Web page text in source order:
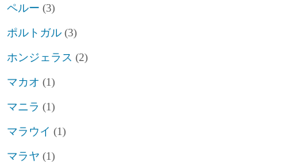
ペルー (3)
ポルトガル (3)
ホンジェラス (2)
マカオ (1)
マニラ (1)
マラウイ (1)
マラヤ (1)